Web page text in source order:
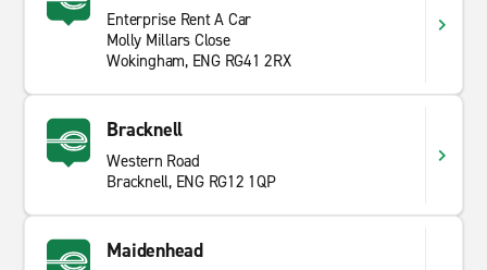
Luxusautos, Transporter, Kleinwagen oder SUVs,
besuchen Sie unsere Filialseiten und finden Sie das
passende Mietfahrzeug für Ihre Bedürfnisse. Wir bieten
sowohl Kurz- als auch Langzeitmieten. In Sud Reading
gibt es viel zu entdecken, weshalb ein Mietwagen das
Besichtigen und Erkunden der Sehenswürdigkeiten
erleichtert. Beginnen Sie Ihre Reise mit Enterprise
Rent-A-Car.
Enterprise Rent A Car
Molly Millars Close
Wokingham, ENG RG41 2RX
Bracknell
Western Road
Bracknell, ENG RG12 1QP
Maidenhead